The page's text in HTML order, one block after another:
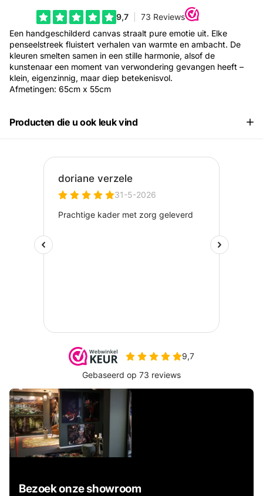
Een handgeschilderd canvas straalt pure emotie uit. Elke
penseelstreek fluistert verhalen van warmte en ambacht. De
kleuren smelten samen in een stille harmonie, alsof de
kunstenaar een moment van verwondering gevangen heeft –
klein, eigenzinnig, maar diep betekenisvol.
Afmetingen: 65cm x 55cm
Producten die u ook leuk vind
Bezoek onze showroom